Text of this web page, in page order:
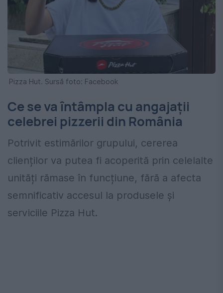
Pizza Hut. Sursă foto: Facebook
Ce se va întâmpla cu angajații
celebrei pizzerii din România
Potrivit estimărilor grupului, cererea
clienților va putea fi acoperită prin celelalte
unități rămase în funcțiune, fără a afecta
semnificativ accesul la produsele și
serviciile Pizza Hut.